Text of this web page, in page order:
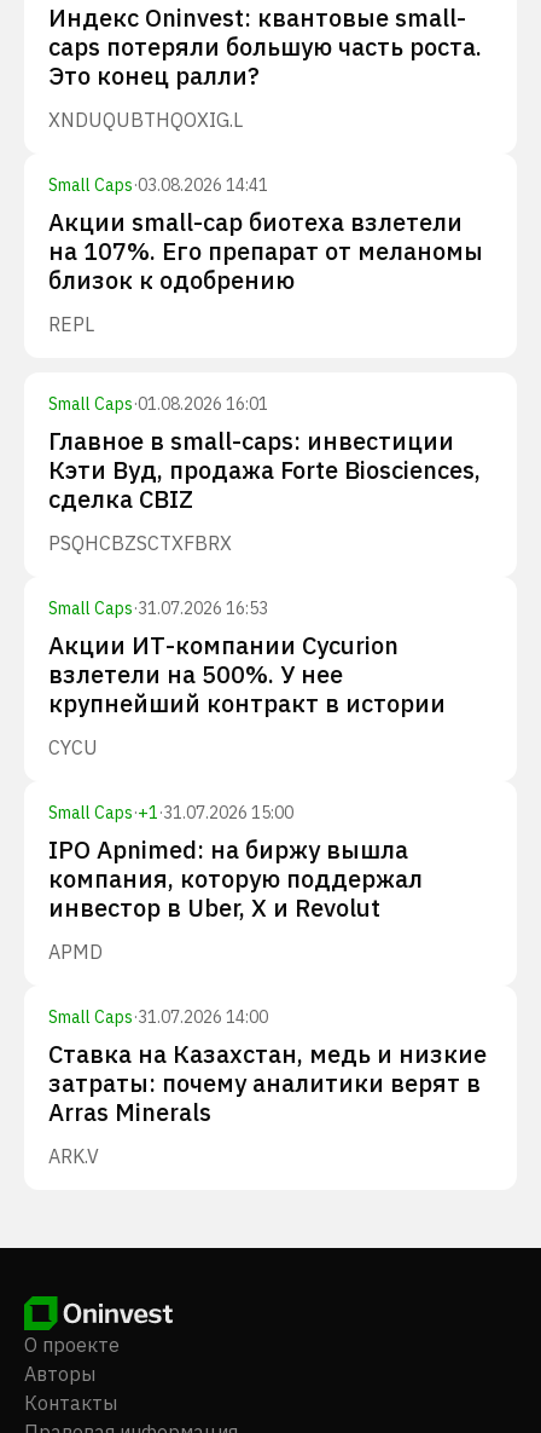
Индекс Oninvest: квантовые small-
caps потеряли большую часть роста.
Это конец ралли?
XNDUQUBTHQOXIG.L
Small Caps·03.08.2026 14:41
Акции small-cap биотеха взлетели
на 107%. Его препарат от меланомы
близок к одобрению
REPL
Small Caps·01.08.2026 16:01
Главное в small-caps: инвестиции
Кэти Вуд, продажа Forte Biosciences,
сделка CBIZ
PSQHCBZSCTXFBRX
Small Caps·31.07.2026 16:53
Акции ИТ-компании Cycurion
взлетели на 500%. У нее
крупнейший контракт в истории
CYCU
Small Caps·+1·31.07.2026 15:00
IPO Apnimed: на биржу вышла
компания, которую поддержал
инвестор в Uber, X и Revolut
APMD
Small Caps·31.07.2026 14:00
Ставка на Казахстан, медь и низкие
затраты: почему аналитики верят в
Arras Minerals
ARK.V
О проекте
Авторы
Контакты